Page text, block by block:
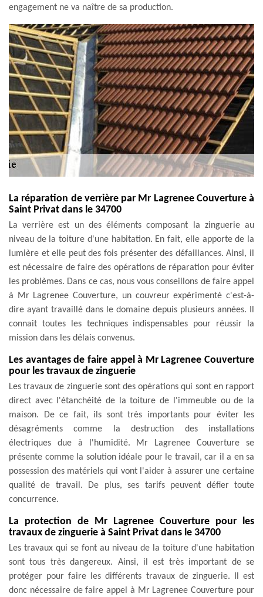
engagement ne va naître de sa production.
La réparation de verrière par Mr Lagrenee Couverture à
Saint Privat dans le 34700
La verrière est un des éléments composant la zinguerie au
niveau de la toiture d'une habitation. En fait, elle apporte de la
lumière et elle peut des fois présenter des défaillances. Ainsi, il
est nécessaire de faire des opérations de réparation pour éviter
les problèmes. Dans ce cas, nous vous conseillons de faire appel
à Mr Lagrenee Couverture, un couvreur expérimenté c'est-à-
dire ayant travaillé dans le domaine depuis plusieurs années. Il
connait toutes les techniques indispensables pour réussir la
mission dans les délais convenus.
Les avantages de faire appel à Mr Lagrenee Couverture
pour les travaux de zinguerie
Les travaux de zinguerie sont des opérations qui sont en rapport
direct avec l'étanchéité de la toiture de l'immeuble ou de la
maison. De ce fait, ils sont très importants pour éviter les
désagréments comme la destruction des installations
électriques due à l'humidité. Mr Lagrenee Couverture se
présente comme la solution idéale pour le travail, car il a en sa
possession des matériels qui vont l'aider à assurer une certaine
qualité de travail. De plus, ses tarifs peuvent défier toute
concurrence.
La protection de Mr Lagrenee Couverture pour les
travaux de zinguerie à Saint Privat dans le 34700
Les travaux qui se font au niveau de la toiture d'une habitation
sont tous très dangereux. Ainsi, il est très important de se
protéger pour faire les différents travaux de zinguerie. Il est
donc nécessaire de faire appel à Mr Lagrenee Couverture pour